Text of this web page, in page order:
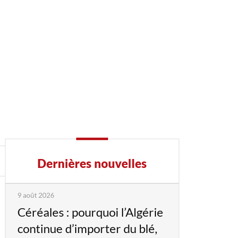
Dernières nouvelles
9 août 2026
Céréales : pourquoi l’Algérie
continue d’importer du blé,